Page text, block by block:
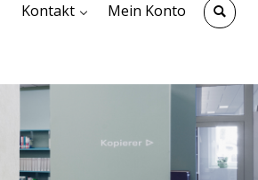
Kontakt
Mein Konto